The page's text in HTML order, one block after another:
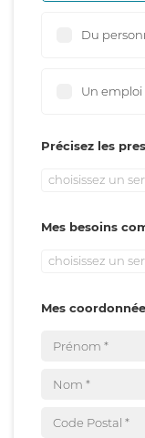
Du
Un emploi
Précisez les
choisissez un
Mes besoins
choisissez un
Mes